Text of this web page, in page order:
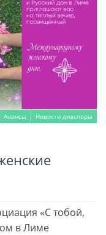
Анонсы Новости диаспоры
«С тобой,
в Лиме